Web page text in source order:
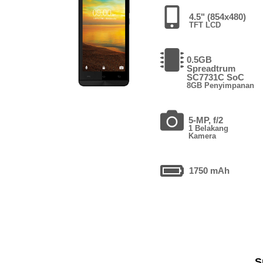
4.5" (854x480)
TFT LCD
0.5GB
Spreadtrum
SC7731C SoC
8GB Penyimpanan
5-MP, f/2
1 Belakang
Kamera
1750 mAh